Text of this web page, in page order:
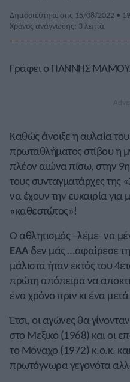
Δημοσιεύτηκε στις 15/08/2022 •
Χρόνος ανάγνωσης: 3 λεπτά
Γράφει ο ΓΙΑΝΝΗΣ
Καθώς άνοιξε η αυλαία
πρωταθλήματος στίβου η
πλέον αιώνα πίσω, στην
τους συνταγματάρχες της
να έχουν την ευκαιρία για
«καθεστώτος»!
Ο αθλητισμός –λέμε- να
ΕΑΑ δεν μάς …αφαίρεσε
μάλιστα ήταν εκτός του
πρώτη απόπειρα να
ένα χρόνο πριν κι ένα
Έτσι, οι αγώνες θα
στο Μεξικό (1968) και οι
το Μόναχο (1972) κ.ο.κ.
πρωτόγνωρα γεγονότα